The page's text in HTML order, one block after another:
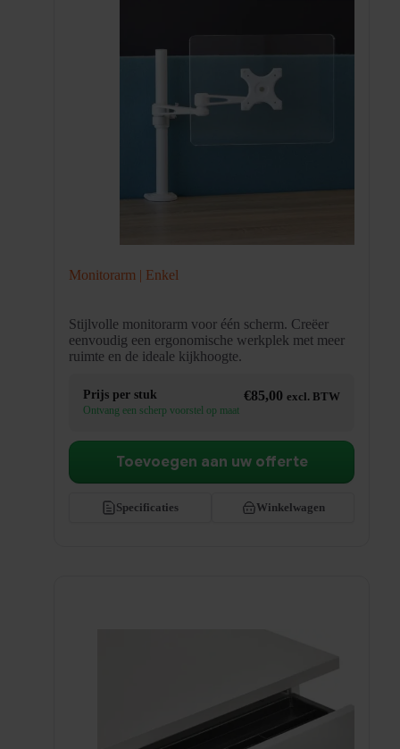
Monitorarm | Enkel
Stijlvolle monitorarm voor één scherm. Creëer
eenvoudig een ergonomische werkplek met meer
ruimte en de ideale kijkhoogte.
Prijs per stuk €85,00 excl. BTW
Ontvang een scherp voorstel op maat
Specificaties Winkelwagen
Toevoegen aan uw offerte